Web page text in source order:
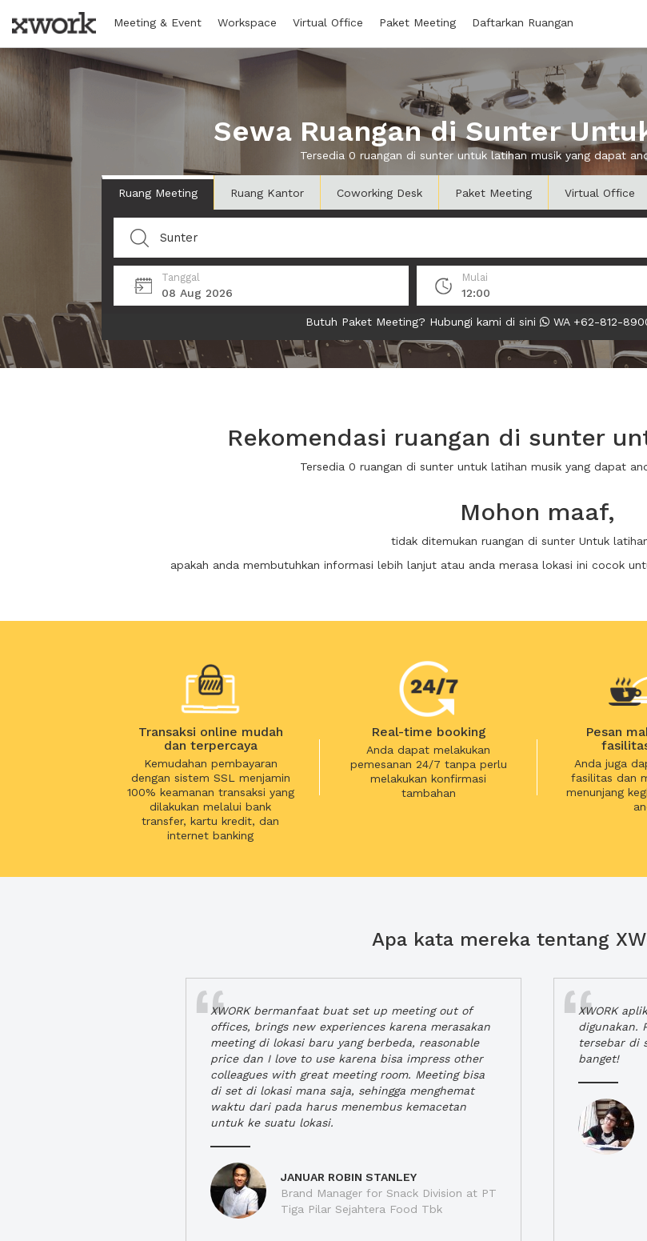
Meeting & Event Workspace Virtual Office Paket Meeting Daftarkan Ruangan
Sewa Ruangan di Sunter
Tersedia 0 ruangan di sunter untuk latihan musik yang dapat
Ruang Meeting Ruang Kantor Coworking Desk Paket Meeting Virtual Office
Tanggal
08 Aug 2026
Mulai
12:00
Butuh Paket Meeting? Hubungi kami di sini WA +62-812-
Rekomendasi ruangan di sunter
Tersedia 0 ruangan di sunter untuk latihan musik yang dapat
Mohon maaf,
tidak ditemukan ruangan di sunter Untuk
apakah anda membutuhkan informasi lebih lanjut atau anda merasa lokasi ini cocok
Transaksi online mudah
dan terpercaya
Kemudahan pembayaran
dengan sistem SSL menjamin
100% keamanan transaksi yang
dilakukan melalui bank
transfer, kartu kredit, dan
internet banking
Real-time booking
Anda dapat melakukan
pemesanan 24/7 tanpa perlu
melakukan konfirmasi
tambahan
Pesan
Anda juga
fasilitas dan
menunjang
Apa kata mereka tentang
XWORK bermanfaat buat set up meeting out of
offices, brings new experiences karena merasakan
meeting di lokasi baru yang berbeda, reasonable
price dan I love to use karena bisa impress other
colleagues with great meeting room. Meeting bisa
di set di lokasi mana saja, sehingga menghemat
waktu dari pada harus menembus kemacetan
untuk ke suatu lokasi.
JANUAR ROBIN STANLEY
Brand Manager for Snack Division at PT
Tiga Pilar Sejahtera Food Tbk
XWORK
digunakan.
tersebar di
banget!